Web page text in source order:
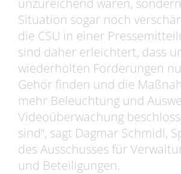
Situation sogar noch
die CSU in einer
sind daher erleichtert, dass
wiederholten Forderungen
Gehör finden und die
mehr Beleuchtung und
Videoüberwachung
sind“, sagt Dagmar Schmidl,
des Ausschusses für
und Beteiligungen.